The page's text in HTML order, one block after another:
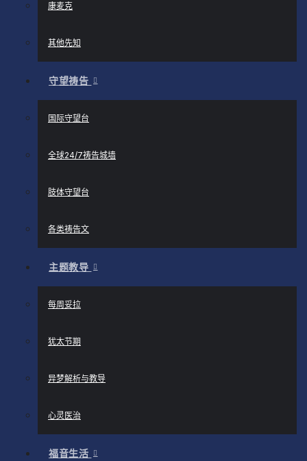
康麦克
其他先知
守望祷告
国际守望台
全球24/7祷告城墙
肢体守望台
各类祷告文
主题教导
每周妥拉
犹太节期
异梦解析与教导
心灵医治
福音生活